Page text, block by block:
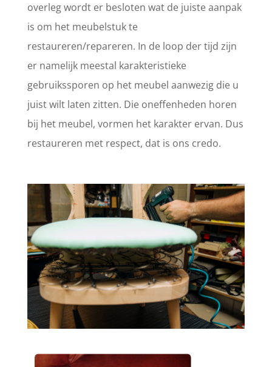
overleg wordt er besloten wat de juiste aanpak
is om het meubelstuk te
restaureren/repareren. In de loop der tijd zijn
er namelijk meestal karakteristieke
gebruikssporen op het meubel aanwezig die u
juist wilt laten zitten. Die oneffenheden horen
bij het meubel, vormen het karakter ervan. Dus
restaureren met respect, dat is ons credo.